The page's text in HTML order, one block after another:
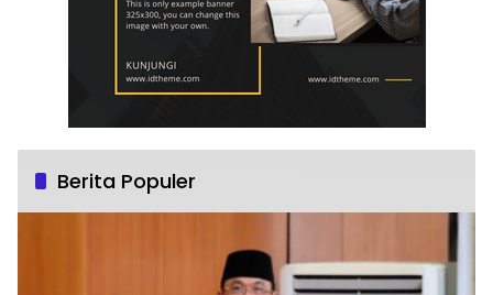
Berita Populer